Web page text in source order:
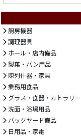
厨房機器
調理器具
ホール・店内備品
製菓・パン用品
陳列什器・家具
業務用食品
グラス・食器・カトラリー
洗面・浴場用品
バックヤード備品
日用品・家電